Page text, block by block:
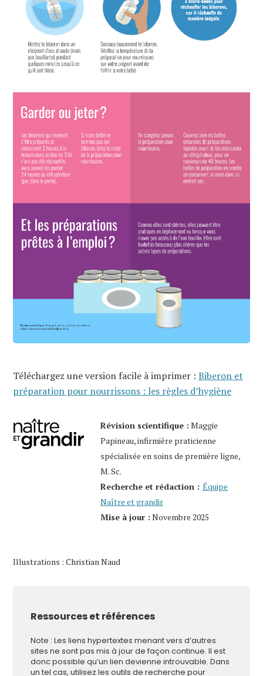
Téléchargez une version facile à imprimer : Biberon et
préparation pour nourrissons : les règles d’hygiène
Révision scientifique : Maggie
Papineau, infirmière praticienne
spécialisée en soins de première ligne,
M. Sc.
Recherche et rédaction : Équipe
Naître et grandir
Mise à jour : Novembre 2025
Illustrations : Christian Naud
Ressources et références
Note : Les liens hypertextes menant vers d’autres
sites ne sont pas mis à jour de façon continue. Il est
donc possible qu’un lien devienne introuvable. Dans
un tel cas, utilisez les outils de recherche pour